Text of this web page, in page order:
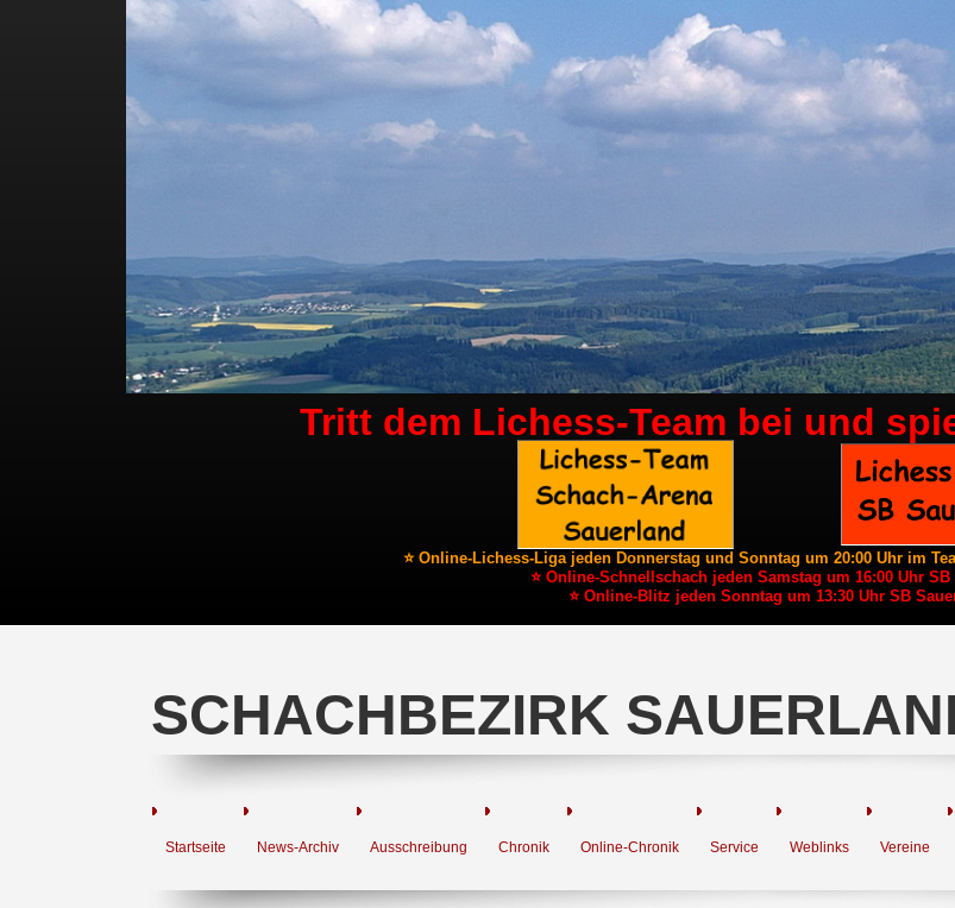
Tritt dem Lichess-Team bei und
⭐ Online-Lichess-Liga jeden Donnerstag und Sonntag um 20:00 Uhr im
⭐ Online-Schnellschach jeden Samstag um 16:00 Uhr SB
⭐ Online-Blitz jeden Sonntag um 13:30 Uhr SB
SCHACHBEZIRK
Startseite News-Archiv Ausschreibung Chronik Online-Chronik Service Weblinks Vereine